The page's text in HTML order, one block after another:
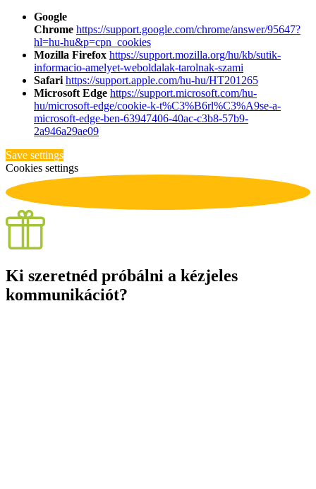
Google
Chrome https://support.google.com/chrome/answer/95647?
hl=hu-hu&p=cpn_cookies
Mozilla Firefox https://support.mozilla.org/hu/kb/sutik-
informacio-amelyet-weboldalak-tarolnak-szami
Safari https://support.apple.com/hu-hu/HT201265
Microsoft Edge https://support.microsoft.com/hu-
hu/microsoft-edge/cookie-k-t%C3%B6rl%C3%A9se-a-
microsoft-edge-ben-63947406-40ac-c3b8-57b9-
2a946a29ae09
Save settings
Cookies settings
Ki szeretnéd próbálni a kézjeles
kommunikációt?